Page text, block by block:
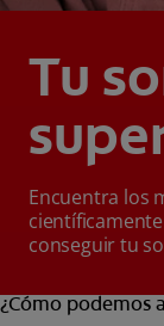
Tu
Encuentra los
conseguir tu
¿Cómo podemos